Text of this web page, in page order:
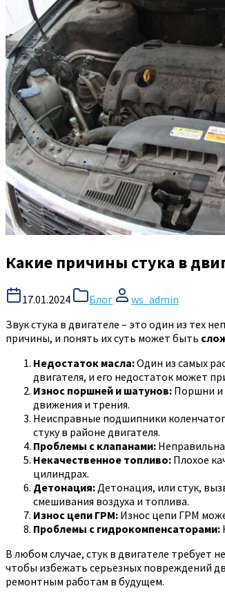
Какие причины стука в
17.01.2024 Блог
ws_admin
Звук стука в двигателе – это один из тех
причины, и понять их суть может быть
Недостаток масла:Один из самых
двигателя, и его недостаток может
Износ поршней и шатунов: Поршни и
движения и трения.
Неисправные подшипники
стуку в районе двигателя.
Проблемы с клапанами:
Некачественное топливо: Плохое
цилиндрах.
Детонация: Детонация, или стук,
смешивания воздуха и топлива.
Износ цепи ГРМ: Износ цепи ГРМ
Проблемы с гидрокомпенсаторами:
В любом случае, стук в двигателе требует
чтобы избежать серьезных повреждений
ремонтным работам в будущем.